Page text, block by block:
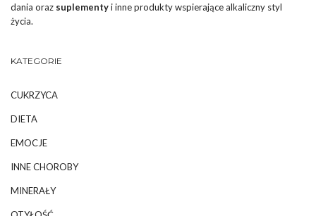
dania oraz suplementyi inne produkty wspierające alkaliczny styl
życia.
KATEGORIE
CUKRZYCA
DIETA
EMOCJE
INNE CHOROBY
MINERAŁY